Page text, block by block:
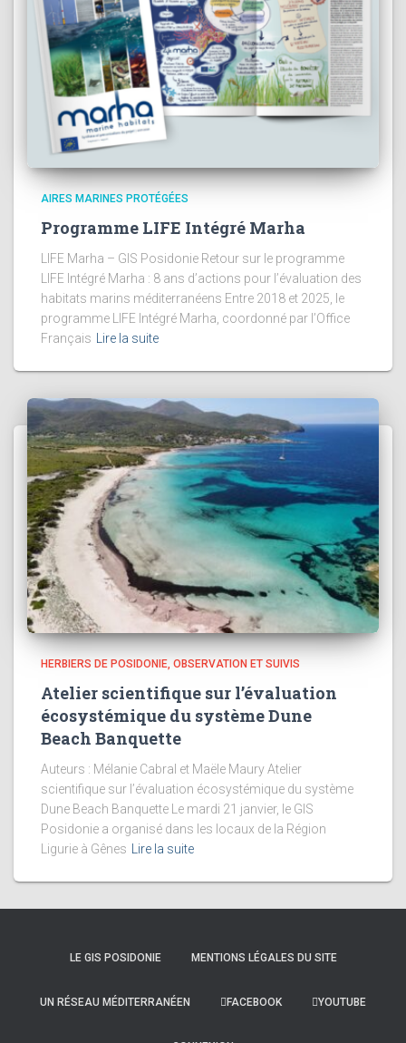
AIRES MARINES PROTÉGÉES
Programme LIFE Intégré Marha
LIFE Marha – GIS Posidonie Retour sur le programme
LIFE Intégré Marha : 8 ans d’actions pour l’évaluation des
habitats marins méditerranéens Entre 2018 et 2025, le
programme LIFE Intégré Marha, coordonné par l’Office
Français Lire la suite
HERBIERS DE POSIDONIE, OBSERVATION ET SUIVIS
Atelier scientifique sur l’évaluation
écosystémique du système Dune
Beach Banquette
Auteurs : Mélanie Cabral et Maële Maury Atelier
scientifique sur l’évaluation écosystémique du système
Dune Beach Banquette Le mardi 21 janvier, le GIS
Posidonie a organisé dans les locaux de la Région
Ligurie à Gênes
Lire la suite
LE GIS POSIDONIE MENTIONS LÉGALES DU SITE
UN RÉSEAU MÉDITERRANÉEN FACEBOOK YOUTUBE